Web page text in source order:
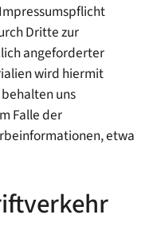
Dritte zur
angeforderter
wird hiermit
uns
Falle der
etwa